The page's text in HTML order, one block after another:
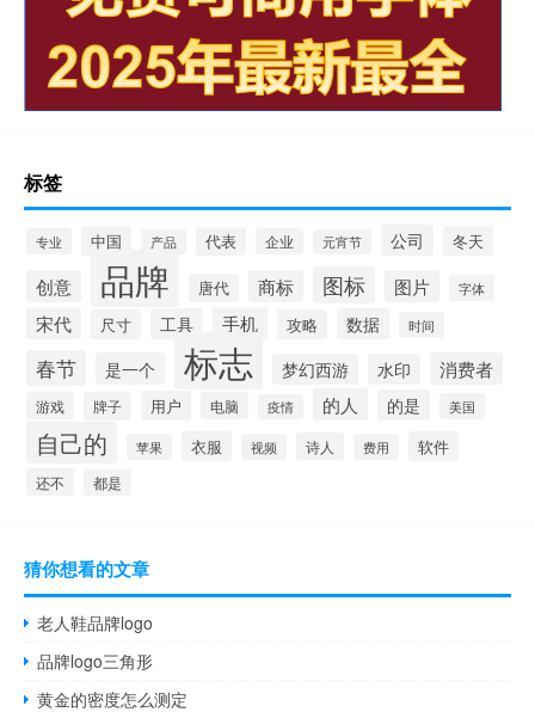
标签
专业 中国 产品 代表 企业 元宵节 公司 冬天
创意 品牌 唐代 商标 图标 图片 字体
宋代 尺寸 工具 手机 攻略 数据 时间
春节 是一个 标志 梦幻西游 水印 消费者
游戏 牌子 用户 电脑 疫情 的人 的是 美国
自己的 苹果 衣服 视频 诗人 费用 软件
还不 都是
猜你想看的文章
老人鞋品牌logo
品牌logo三角形
黄金的密度怎么测定